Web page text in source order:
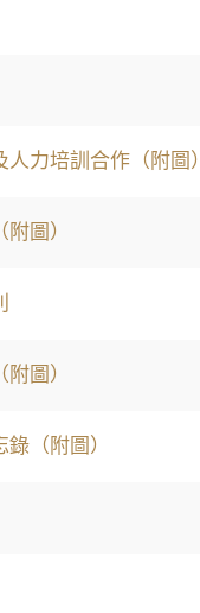
力培訓合作（附圖）
圖）
圖）
（附圖）